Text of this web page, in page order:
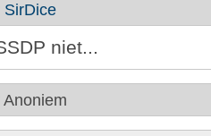
SirDice
niet...
Anoniem